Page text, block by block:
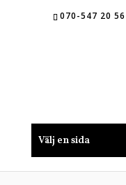
070-547 20 56
Välj en sida